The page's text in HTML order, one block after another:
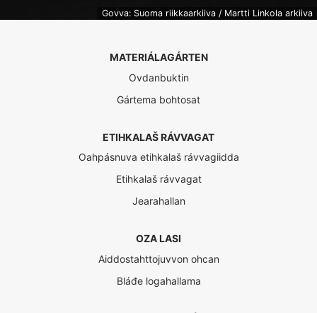
Govva: Suoma riikkaarkiiva / Martti Linkola arkiiva
MATERIÁLAGÁRTEN
Ovdanbuktin
Gártema bohtosat
ETIHKALAŠ RÁVVAGAT
Oahpásnuva etihkalaš rávvagiidda
Etihkalaš rávvagat
Jearahallan
OZA LASI
Aiddostahttojuvvon ohcan
Bláđe logahallama